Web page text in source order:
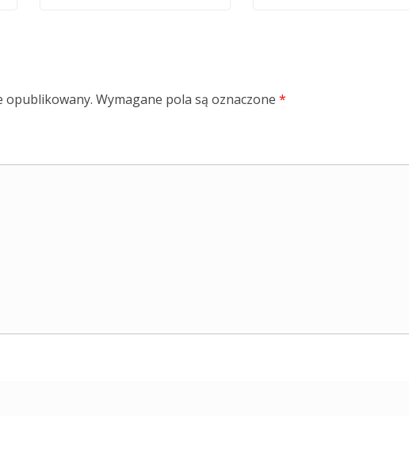
opublikowany. Wymagane pola są oznaczone *